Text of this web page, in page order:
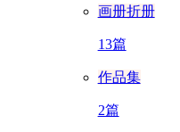
画册折册
13篇
作品集
2篇